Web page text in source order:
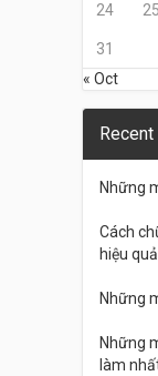
24 25
31
« Oct
Những
Cách
hiệu
Những
Những
làm